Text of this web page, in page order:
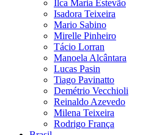
Ilca Maria Estevão
Isadora Teixeira
Mario Sabino
Mirelle Pinheiro
Tácio Lorran
Manoela Alcântara
Lucas Pasin
Tiago Pavinatto
Demétrio Vecchioli
Reinaldo Azevedo
Milena Teixeira
Rodrigo França